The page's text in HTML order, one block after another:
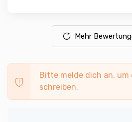
Mehr
Bitte melde dich an,
schreiben.